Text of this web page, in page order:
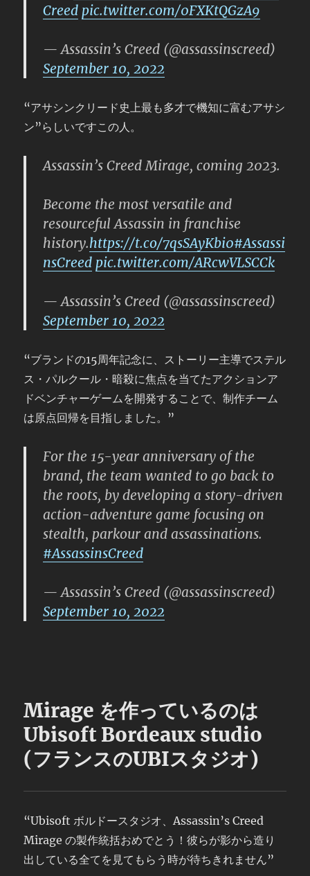
Creed pic.twitter.com/0FXKtQGzA9
— Assassin’s Creed (@assassinscreed)
September 10, 2022
“アサシンクリード史上最も多才で機知に富むアサシ
ン”らしいですこの人。
Assassin’s Creed Mirage, coming 2023.
Become the most versatile and
resourceful Assassin in franchise
history.https://t.co/7qsSAyKbi0#Assassi
nsCreed pic.twitter.com/ARcwVLSCCk
— Assassin’s Creed (@assassinscreed)
September 10, 2022
“ブランドの15周年記念に、ストーリー主導でステル
ス・パルクール・暗殺に焦点を当てたアクションア
ドベンチャーゲームを開発することで、制作チーム
は原点回帰を目指しました。”
For the 15-year anniversary of the
brand, the team wanted to go back to
the roots, by developing a story-driven
action-adventure game focusing on
stealth, parkour and assassinations.
#AssassinsCreed
— Assassin’s Creed (@assassinscreed)
September 10, 2022
Mirage を作っているのは
Ubisoft Bordeaux studio
(フランスのUBIスタジオ)
“Ubisoft ボルドースタジオ、Assassin’s Creed
Mirage の製作統括おめでとう！彼らが影から造り
出している全てを見てもらう時が待ちきれません”